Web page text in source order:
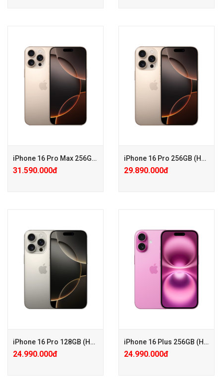
+ Tặng PGG PK 100.000đ
+ Bảo hành Mở rộng 24 tháng
chỉ với 650.000đ
+ Tặng PGG PK 200.000đ KHI
MUA ỐP CHÍNH HÃNG
+ Tặng PGG PK 100.000đ
+ Bảo hành Mở rộng 24 tháng
chỉ với 500.000đ
+ KM: Tặng PGG 2.500.000đ (
iPhone 16 Pro Max 256GB (Hàng công ty VN/A)
31.590.000đ
+ Tặng PGG PK 100.000đ
+ Bảo hành Mở rộng 24 tháng
+ KM: Tặng PGG 2.500.000đ (
iPhone 16 Pro 256GB (Hàng công ty VN/A)
29.890.000đ
+ Tặng PGG PK 100.000đ
+ Bảo hành Mở rộng 24 tháng
chỉ với 650.000đ
+ KM: Tặng PGG 2.500.000đ (
Đã trừ vào giá )
iPhone 16 Pro 128GB (Hàng công ty VN/A)
24.990.000đ
iPhone 16 Plus 256GB (Hàng công ty VN/A)
24.990.000đ